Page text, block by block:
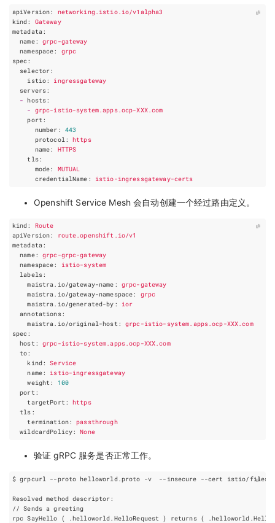
apiVersion:
networking.istio.io/v1alpha3
kind:
Gateway
metadata:
name:
grpc-gateway
namespace:
grpc
spec :
selector :
istio:
ingressgateway
servers:
- hosts:
-
grpc-istio-system.apps.ocp-XXX.com
port :
number :
443
protocol:
https
name:
HTTPS
tls:
mode:
MUTUAL
credentialName : istio-ingressgateway-certs
Openshift Service Mesh 会自动创建一个经过路由定义。
kind :
Route
apiVersion:
route.openshift.io/v1
metadata:
name:
grpc-grpc-gateway
namespace:
istio-system
labels:
maistra.io/gateway-name :
grpc-gateway
maistra.io/gateway-namespace:
grpc
maistra.io/generated-by :
ior
annotations:
maistra.io/original-host :
grpc-istio-system.apps.ocp-XXX.com
spec :
host :
grpc-istio-system.apps.ocp-XXX.com
to:
kind :
Service
name:
istio-ingressgateway
weight :
100
port :
targetPort :
https
tls :
termination:
passthrough
wildcardPolicy: None
验证 gRPC 服务是否正常工作。
$ grpcurl --proto helloworld.proto -v  --insecure --cert istio/files/
rpc SayHello
( .helloworld.HelloRequest ) returns (